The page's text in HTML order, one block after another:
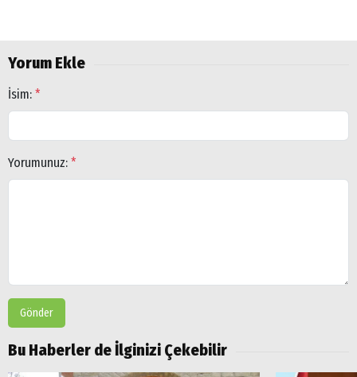
Yorum Ekle
İsim: *
Yorumunuz: *
Gönder
Bu Haberler de İlginizi Çekebilir